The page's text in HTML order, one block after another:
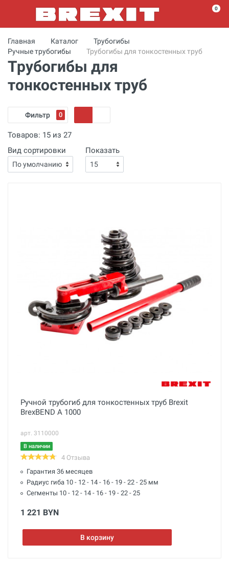
0
Главная Каталог
Трубогибы
Ручные трубогибы
Трубогибы для тонкостенных труб
Трубогибы для
тонкостенных труб
Фильтр 0
Товаров: 15 из 27
Вид сортировки
Показать
Ручной трубогиб для тонкостенных труб Brexit
BrexBEND A 1000
арт. 3110000
В наличии
4 Отзыва
Гарантия 36 месяцев
Радиус гиба 10 - 12 - 14 - 16 - 19 - 22 - 25 мм
Сегменты 10 - 12 - 14 - 16 - 19 - 22 - 25
1 221 BYN
В корзину